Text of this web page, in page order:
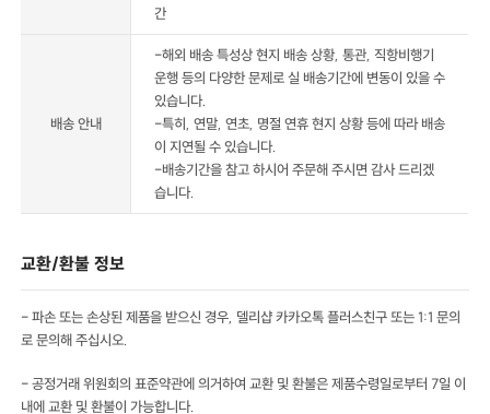
간
배송 안내
-해외 배송 특성상 현지 배송 상황, 통관, 직항비행기
운행 등의 다양한 문제로 실 배송기간에 변동이 있을 수
있습니다.
-특히, 연말, 연초, 명절 연휴 현지 상황 등에 따라 배송
이 지연될 수 있습니다.
-배송기간을 참고 하시어 주문해 주시면 감사 드리겠
습니다.
교환/환불 정보
- 파손 또는 손상된 제품을 받으신 경우, 델리샵 카카오톡 플러스친구 또는 1:1 문의
로 문의해 주십시오.
- 공정거래 위원회의 표준약관에 의거하여 교환 및 환불은 제품수령일로부터 7일 이
내에 교환 및 환불이 가능합니다.